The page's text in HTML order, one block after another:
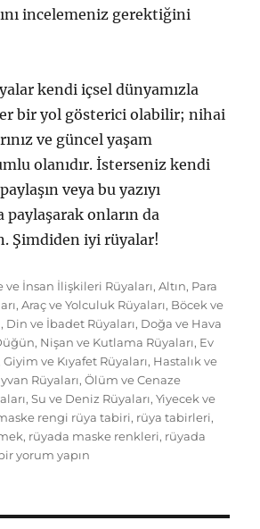
incelemeniz gerektiğini
kendi içsel dünyamızla
bir yol gösterici olabilir; nihai
ve güncel yaşam
olanıdır. İsterseniz kendi
veya bu yazıyı
paylaşarak onların da
Şimdiden iyi rüyalar!
ve İnsan İlişkileri Rüyaları,Altın, Para
,Araç ve Yolculuk Rüyaları, Böcek ve
, Din ve İbadet Rüyaları, Doğa ve Hava
Nişan ve Kutlama Rüyaları, Ev
Giyim ve Kıyafet Rüyaları, Hastalık ve
Rüyaları,Ölüm ve Cenaze
,Su ve Deniz Rüyaları,Yiyecek ve
rengi rüya tabiri, rüya tabirleri,
, rüyada maske renkleri, rüyada
yorum yapın